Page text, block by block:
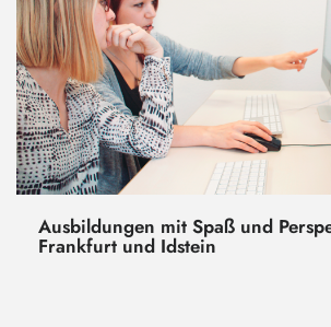
Ausbildungen mit Spaß und
Frankfurt und Idstein